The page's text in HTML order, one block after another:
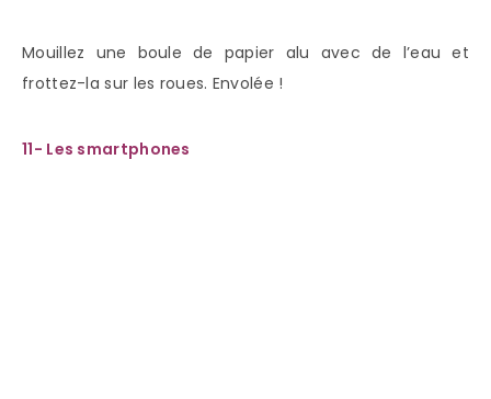
Mouillez une boule de papier alu avec de l’eau et
frottez-la sur les roues. Envolée !
11- Les smartphones